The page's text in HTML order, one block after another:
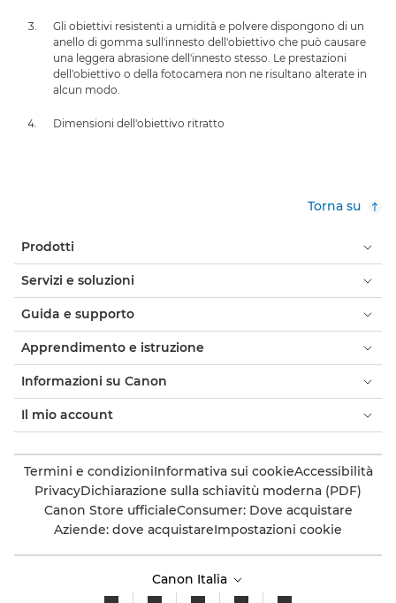
Gli obiettivi resistenti a umidità e polvere dispongono di un
anello di gomma sull'innesto dell'obiettivo che può causare
una leggera abrasione dell'innesto stesso. Le prestazioni
dell'obiettivo o della fotocamera non ne risultano alterate in
alcun modo.
Dimensioni dell'obiettivo ritratto
Torna su
Prodotti
Servizi e soluzioni
Guida e supporto
Apprendimento e istruzione
Informazioni su Canon
Il mio account
Termini e condizioniInformativa sui cookieAccessibilità
PrivacyDichiarazione sulla schiavitù moderna (PDF)
Canon Store ufficialeConsumer: Dove acquistare
Aziende: dove acquistareImpostazioni cookie
Canon Italia